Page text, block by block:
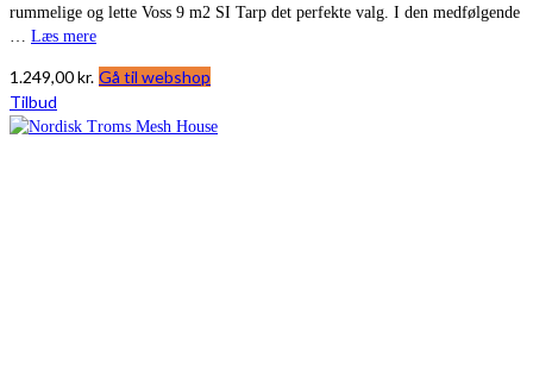
rummelige og lette Voss 9 m2 SI Tarp det perfekte valg. I den medfølgende
… Læs mere
1.249,00kr. Gå til webshop
Tilbud